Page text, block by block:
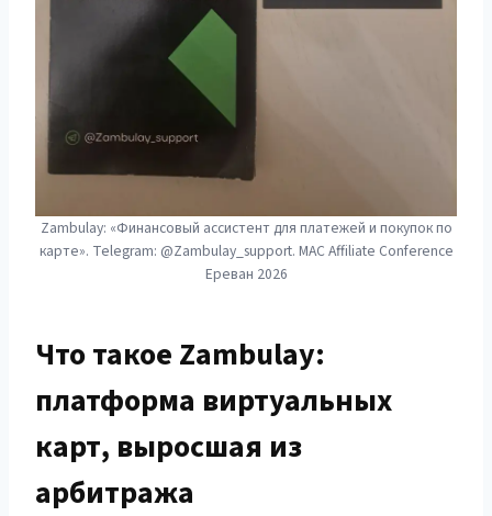
Zambulay: «Финансовый ассистент для платежей и покупок по
карте». Telegram: @Zambulay_support. MAC Affiliate Conference
Ереван 2026
Что такое Zambulay:
платформа виртуальных
карт, выросшая из
арбитража